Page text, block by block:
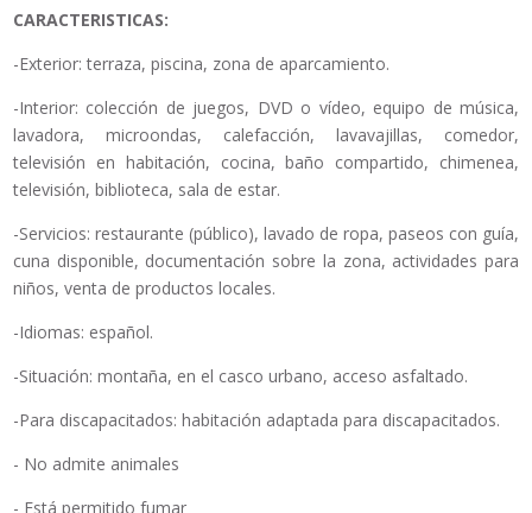
CARACTERISTICAS:
-Exterior: terraza, piscina, zona de aparcamiento.
-Interior: colección de juegos, DVD o vídeo, equipo de música,
lavadora, microondas, calefacción, lavavajillas, comedor,
televisión en habitación, cocina, baño compartido, chimenea,
televisión, biblioteca, sala de estar.
-Servicios: restaurante (público), lavado de ropa, paseos con guía,
cuna disponible, documentación sobre la zona, actividades para
niños, venta de productos locales.
-Idiomas: español.
-Situación: montaña, en el casco urbano, acceso asfaltado.
-Para discapacitados: habitación adaptada para discapacitados.
- No admite animales
- Está permitido fumar